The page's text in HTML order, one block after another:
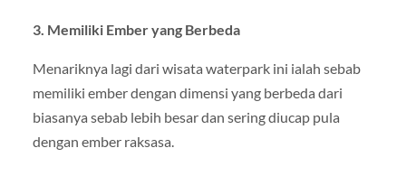
3. Memiliki Ember yang Berbeda
Menariknya lagi dari wisata waterpark ini ialah sebab
memiliki ember dengan dimensi yang berbeda dari
biasanya sebab lebih besar dan sering diucap pula
dengan ember raksasa.